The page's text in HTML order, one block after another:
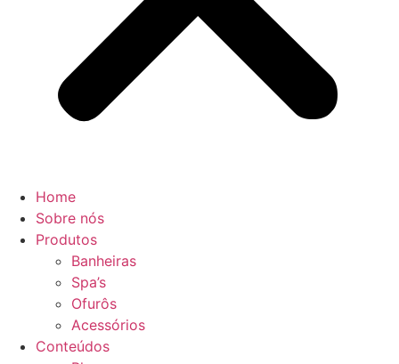
Home
Sobre nós
Produtos
Banheiras
Spa’s
Ofurôs
Acessórios
Conteúdos